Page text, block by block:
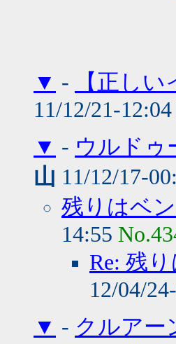
▼ -
【正し
11/12/21-12:04
▼ - ウルドゥ
山 11/12/17-
残りはベ
14:55
Re: 残
12/04/
▼ - クルアー